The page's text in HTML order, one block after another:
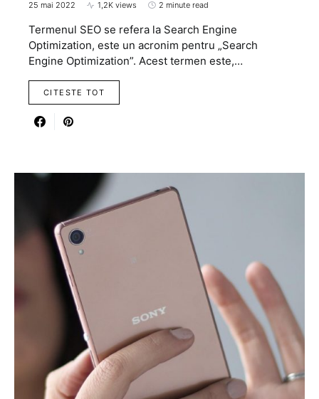
25 mai 2022 1,2K views 2 minute read
Termenul SEO se refera la Search Engine
Optimization, este un acronim pentru „Search
Engine Optimization”. Acest termen este,…
CITESTE TOT